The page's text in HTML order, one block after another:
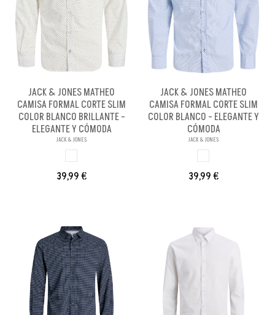
JACK & JONES MATHEO
CAMISA FORMAL CORTE SLIM
COLOR BLANCO BRILLANTE -
ELEGANTE Y CÓMODA
JACK & JONES
39,99 €
JACK & JONES MATHEO
CAMISA FORMAL CORTE SLIM
COLOR BLANCO - ELEGANTE Y
CÓMODA
JACK & JONES
39,99 €